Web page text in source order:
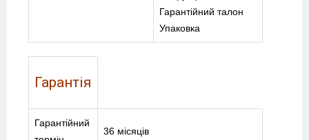
Гарантійний талон
Упаковка
Гарантія
Гарантійний
36 місяців